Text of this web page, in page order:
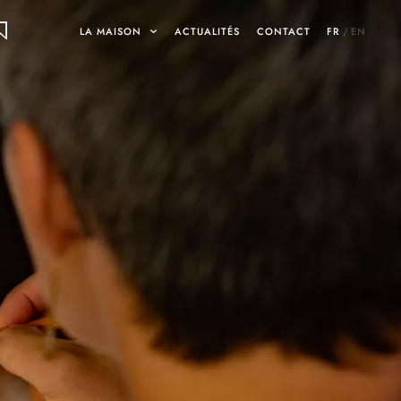
DESIGNS
LA MAISON ACTUALITÉS CONTACT FR / EN